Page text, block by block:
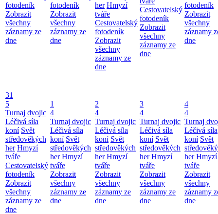
fotodeník
Zobrazit
všechny
záznamy ze
dne
fotodeník
Zobrazit
všechny
záznamy ze
dne
her Hmyzí
tváře
Cestovatelský
fotodeník
Zobrazit
všechny
záznamy ze
dne
Cestovatelský
fotodeník
Zobrazit
všechny
záznamy ze
dne
fotodeník
Zobrazit
všechny
záznamy
dne
31
5
Turnaj dvojic
Léčivá síla
koní Svět
středověkých
her Hmyzí
tváře
Cestovatelský
fotodeník
Zobrazit
všechny
záznamy ze
dne
1
4
Turnaj dvojic
Léčivá síla
koní Svět
středověkých
her Hmyzí
tváře
Zobrazit
všechny
záznamy ze
dne
2
4
Turnaj dvojic
Léčivá síla
koní Svět
středověkých
her Hmyzí
tváře
Zobrazit
všechny
záznamy ze
dne
3
4
Turnaj dvojic
Léčivá síla
koní Svět
středověkých
her Hmyzí
tváře
Zobrazit
všechny
záznamy ze
dne
4
4
Turnaj
Léčivá síla
koní Svět
her Hmyzí
tváře
Zobrazit
všechny
záznamy
dne